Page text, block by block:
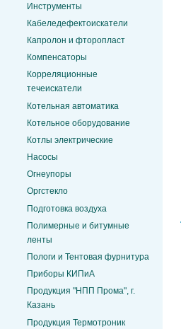
Инструменты
Кабеледефектоискатели
Капролон и фторопласт
Компенсаторы
Корреляционные
течеискатели
Котельная автоматика
Котельное оборудование
Котлы электрические
Насосы
Огнеупоры
Оргстекло
Подготовка воздуха
Полимерные и битумные
ленты
Пологи и Тентовая фурнитура
Приборы КИПиА
Продукция "НПП Прома", г.
Казань
Продукция Термотроник